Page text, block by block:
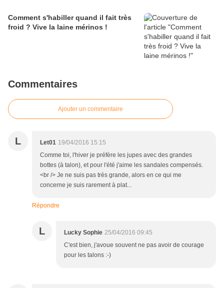
Comment s'habiller quand il fait très
froid ? Vive la laine mérinos !
Commentaires
Ajouter un commentaire
L Let01 19/04/2016 15:15
Comme toi, l'hiver je préfère les jupes avec des grandes
bottes (à talon), et pour l'été j'aime les sandales compensés.
<br /> Je ne suis pas très grande, alors en ce qui me
concerne je suis rarement à plat...
Répondre
L Lucky Sophie 25/04/2016 09:45
C'est bien, j'avoue souvent ne pas avoir de courage
pour les talons :-)